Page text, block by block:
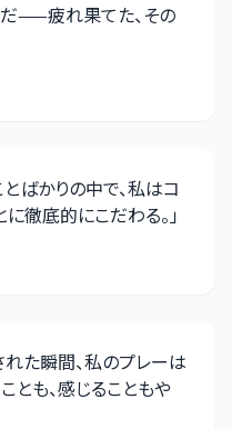
——疲れ果てた、その
ばかりの中で、私はコ
徹底的にこだわる。」
た瞬間、私のプレーは
とも、感じることもや